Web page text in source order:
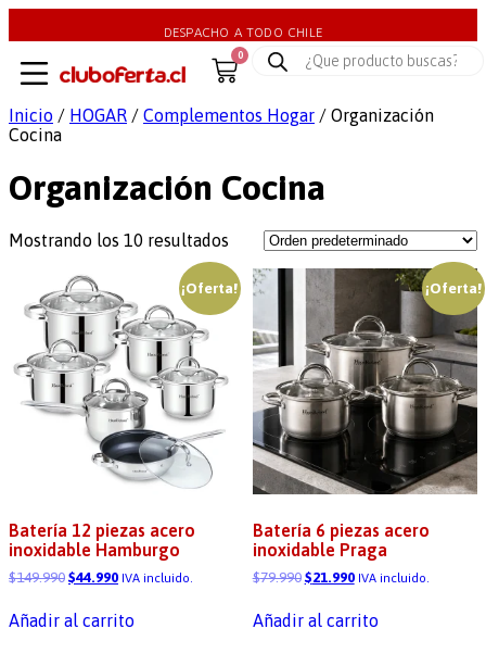
DESPACHO A TODO CHILE
0
Inicio / HOGAR / Complementos Hogar / Organización
Cocina
Organización Cocina
Mostrando los 10 resultados
¡Oferta!
Batería 12 piezas acero
inoxidable Hamburgo
$149.990$44.990 IVA incluido.
Añadir al carrito
¡Oferta!
Batería 6 piezas acero
inoxidable Praga
$79.990 $21.990 IVA incluido.
Añadir al carrito